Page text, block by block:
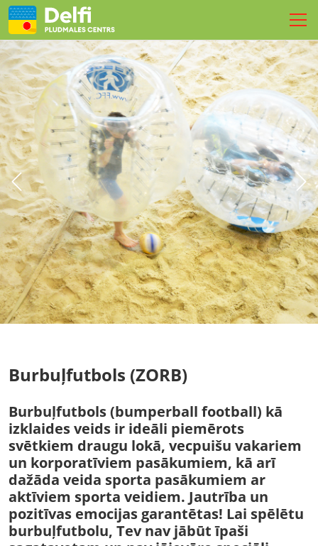
SPORTS
TURNĪRI
NOMETNES
REZERVĒ LAUKUMU
PASĀKUMI
FIZIOTERAPIJA
LIVE
Kontakti
LV EN RU
Burbuļfutbols (ZORB)
Burbuļfutbols (bumperball football) kā
izklaides veids ir ideāli piemērots
svētkiem draugu lokā, vecpuišu vakariem
un korporatīviem pasākumiem, kā arī
dažāda veida sporta pasākumiem ar
aktīviem sporta veidiem. Jautrība un
pozitīvas emocijas garantētas! Lai spēlētu
burbuļfutbolu, Tev nav jābūt īpaši